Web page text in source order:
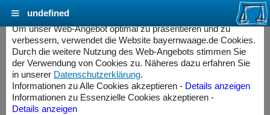
MINEBEA INTEC Combics Plattformwaage 4-
3000LL-I Lackiert / Lackiert
Wägebereich: 3000 kg, Ablesbarkeit: 100 g, nicht eichfähig
Cookie Einstellungen - bayernwaage.de
Um unser Web-Angebot optimal zu präsentieren und zu
verbessern, verwendet die Website bayernwaage.de Cookies.
Durch die weitere Nutzung des Web-Angebots stimmen Sie
der Verwendung von Cookies zu. Näheres dazu erfahren Sie
in unserer Datenschutzerklärung.
Informationen zu Alle Cookies akzeptieren - Details anzeigen
Informationen zu Essenzielle Cookies akzeptieren -
Details anzeigen
undefined